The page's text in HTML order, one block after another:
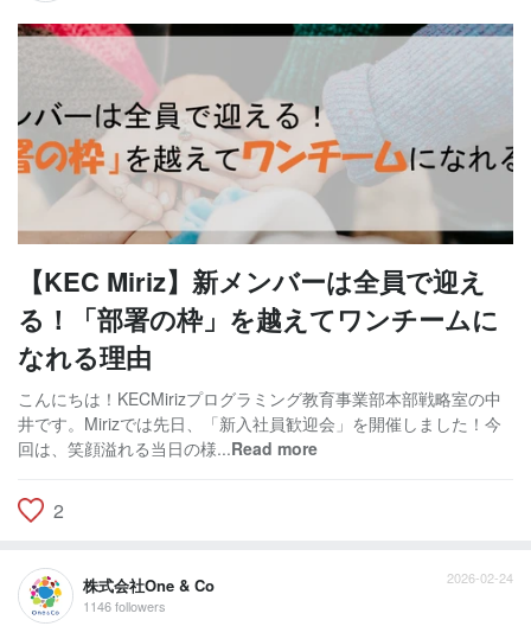
【KEC Miriz】新メンバーは全員で迎え
る！「部署の枠」を越えてワンチームに
なれる理由
こんにちは！KECMirizプログラミング教育事業部本部戦略室の中
井です。Mirizでは先日、「新入社員歓迎会」を開催しました！今
回は、笑顔溢れる当日の様...Read more
2
株式会社One & Co
1146 followers
2026-02-24